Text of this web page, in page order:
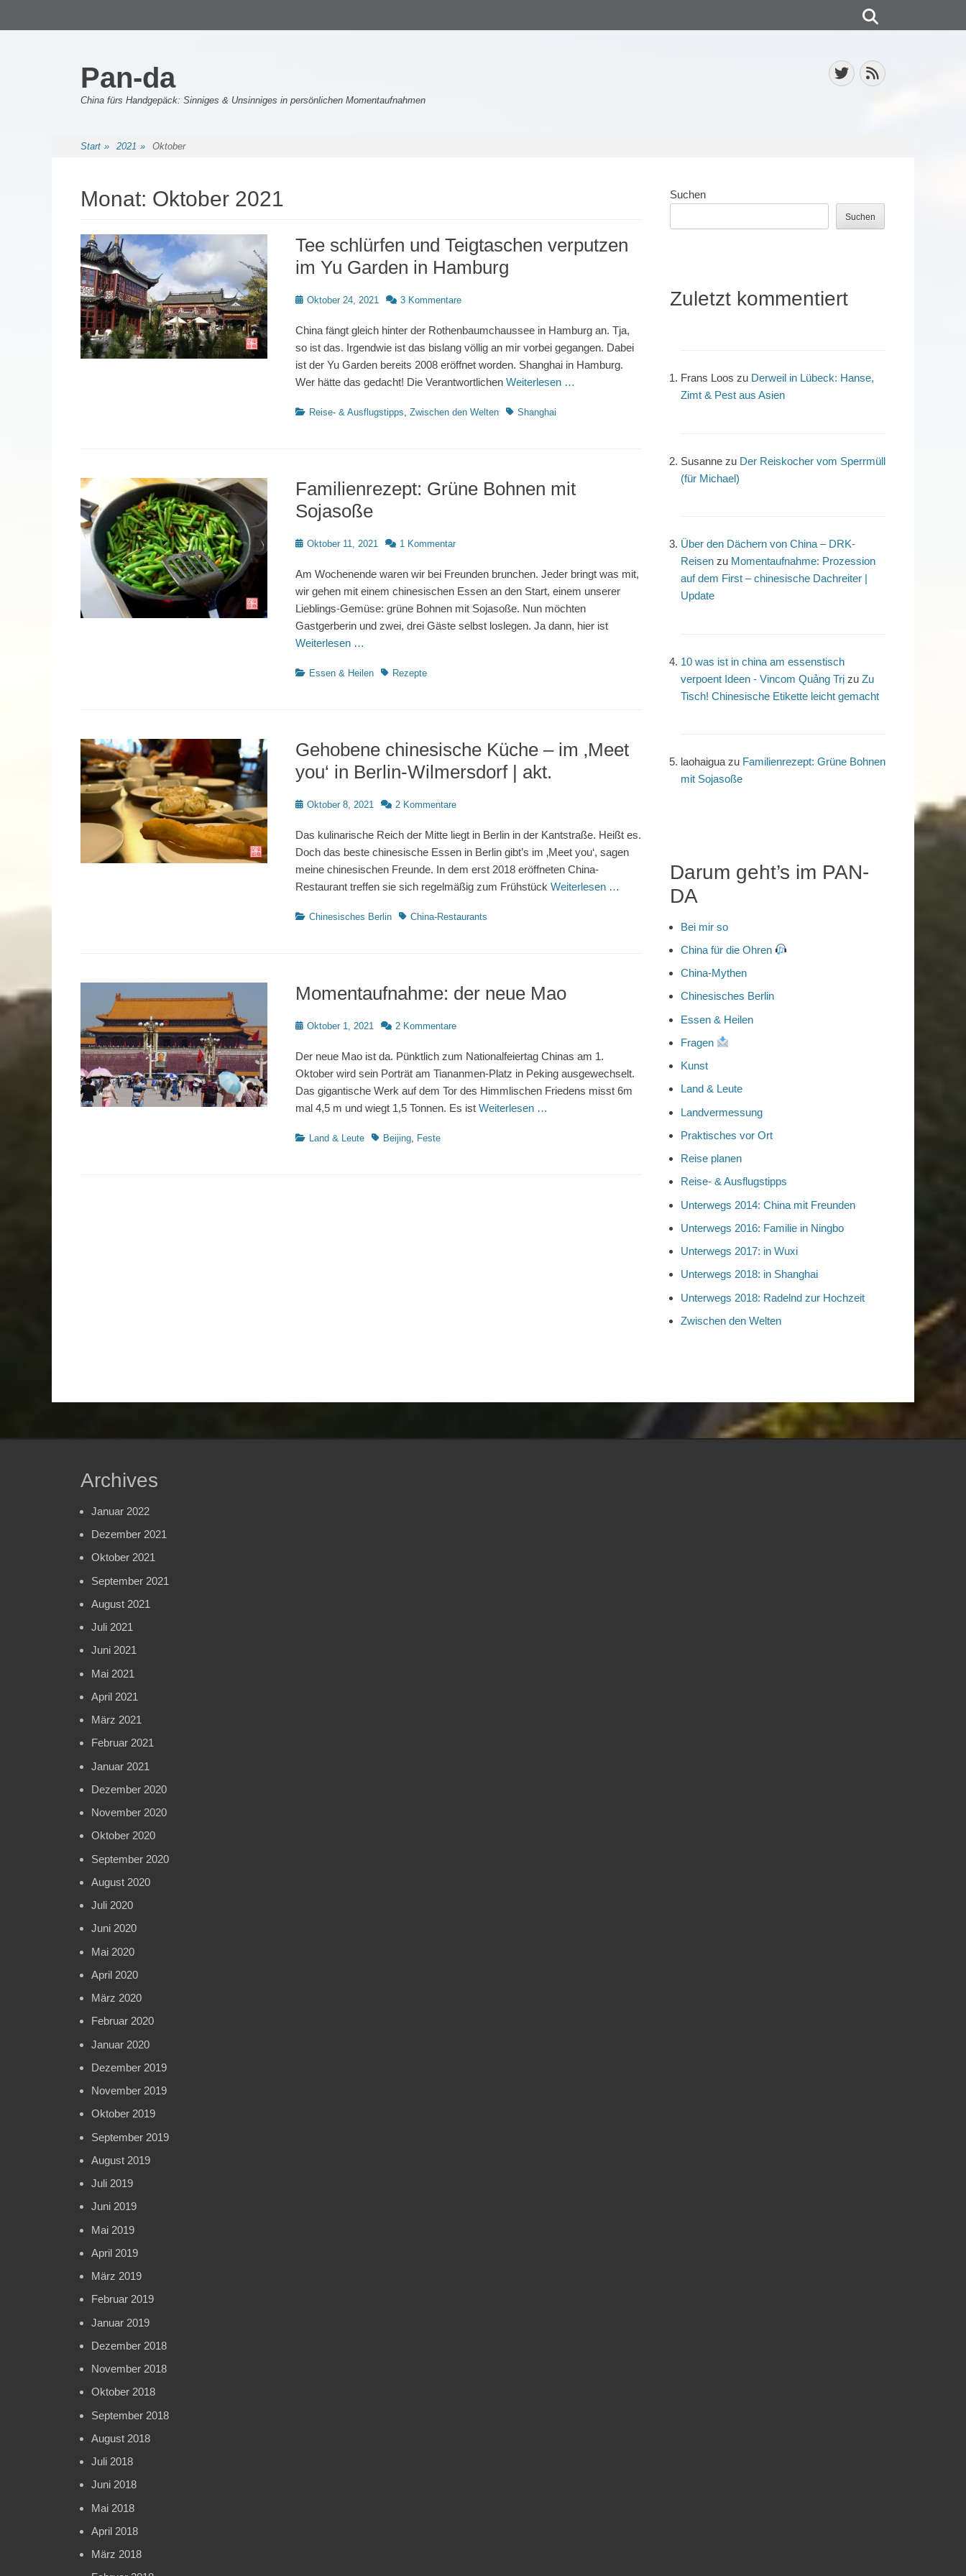
Pan-da
China fürs Handgepäck: Sinniges & Unsinniges in persönlichen Momentaufnahmen
Twitter
Feed
Sekundäres Menü
ZumStart » 2021 » Oktober
Monat: Oktober 2021
Tee schlürfen und Teigtaschen verputzen
im Yu Garden in Hamburg
Posted
Oktober 24, 2021 3 Kommentare
China fängt gleich hinter der Rothenbaumchaussee in Hamburg an. Tja,
so ist das. Irgendwie ist das bislang völlig an mir vorbei gegangen. Dabei
ist der Yu Garden bereits 2008 eröffnet worden. Shanghai in Hamburg.
Wer hätte das gedacht! Die Verantwortlichen Weiterlesen …
Kategorien
Reise- & Ausflugstipps, Zwischen den Welten Schlagworte
Shanghai
Familienrezept: Grüne Bohnen mit
Sojasoße
Posted
Oktober 11, 2021 1 Kommentar
Am Wochenende waren wir bei Freunden brunchen. Jeder bringt was mit,
wir gehen mit einem chinesischen Essen an den Start, einem unserer
Lieblings-Gemüse: grüne Bohnen mit Sojasoße. Nun möchten
Gastgerberin und zwei, drei Gäste selbst loslegen. Ja dann, hier ist
Weiterlesen …
Kategorien
Essen & Heilen Schlagworte
Rezepte
Gehobene chinesische Küche – im ‚Meet
you‘ in Berlin-Wilmersdorf | akt.
Posted
Oktober 8, 2021 2 Kommentare
Das kulinarische Reich der Mitte liegt in Berlin in der Kantstraße. Heißt es.
Doch das beste chinesische Essen in Berlin gibt’s im ‚Meet you‘, sagen
meine chinesischen Freunde. In dem erst 2018 eröffneten China-
Restaurant treffen sie sich regelmäßig zum Frühstück Weiterlesen …
Kategorien
Chinesisches Berlin Schlagworte
China-Restaurants
Momentaufnahme: der neue Mao
Posted
Oktober 1, 2021 2 Kommentare
Der neue Mao ist da. Pünktlich zum Nationalfeiertag Chinas am 1.
Oktober wird sein Porträt am Tiananmen-Platz in Peking ausgewechselt.
Das gigantische Werk auf dem Tor des Himmlischen Friedens misst 6m
mal 4,5 m und wiegt 1,5 Tonnen. Es ist Weiterlesen …
Kategorien
Land & Leute Schlagworte
Beijing, Feste
Suchen
Suchen
Zuletzt kommentiert
Frans Loos zu Derweil in Lübeck: Hanse,
Zimt & Pest aus Asien
Susanne zu Der Reiskocher vom Sperrmüll
(für Michael)
Über den Dächern von China – DRK-
Reisen zu Momentaufnahme: Prozession
auf dem First – chinesische Dachreiter |
Update
10 was ist in china am essenstisch
verpoent Ideen - Vincom Quảng Trị zu Zu
Tisch! Chinesische Etikette leicht gemacht
laohaigua zu Familienrezept: Grüne Bohnen
mit Sojasoße
Darum geht’s im PAN-
DA
Bei mir so
China für die Ohren
China-Mythen
Chinesisches Berlin
Essen & Heilen
Fragen
Kunst
Land & Leute
Landvermessung
Praktisches vor Ort
Reise planen
Reise- & Ausflugstipps
Unterwegs 2014: China mit Freunden
Unterwegs 2016: Familie in Ningbo
Unterwegs 2017: in Wuxi
Unterwegs 2018: in Shanghai
Unterwegs 2018: Radelnd zur Hochzeit
Zwischen den Welten
Archives
Januar 2022
Dezember 2021
Oktober 2021
September 2021
August 2021
Juli 2021
Juni 2021
Mai 2021
April 2021
März 2021
Februar 2021
Januar 2021
Dezember 2020
November 2020
Oktober 2020
September 2020
August 2020
Juli 2020
Juni 2020
Mai 2020
April 2020
März 2020
Februar 2020
Januar 2020
Dezember 2019
November 2019
Oktober 2019
September 2019
August 2019
Juli 2019
Juni 2019
Mai 2019
April 2019
März 2019
Februar 2019
Januar 2019
Dezember 2018
November 2018
Oktober 2018
September 2018
August 2018
Juli 2018
Juni 2018
Mai 2018
April 2018
März 2018